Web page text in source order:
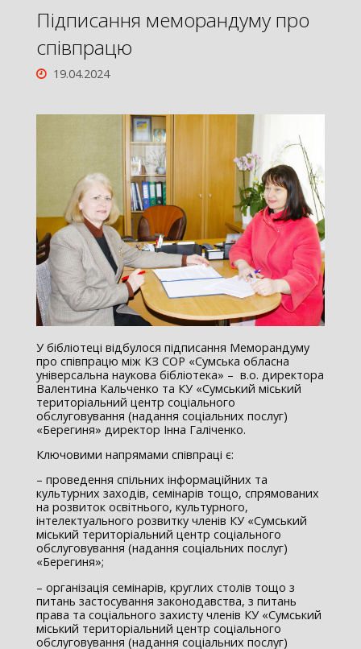
Підписання меморандуму про
співпрацю
19.04.2024
У бібліотеці відбулося підписання Меморандуму
про співпрацю між КЗ СОР «Сумська обласна
універсальна наукова бібліотека» – в.о. директора
Валентина Кальченко та КУ «Сумський міський
територіальний центр соціального
обслуговування (надання соціальних послуг)
«Берегиня» директор Інна Галіченко.
Ключовими напрямами співпраці є:
– проведення спільних інформаційних та
культурних заходів, семінарів тощо, спрямованих
на розвиток освітнього, культурного,
інтелектуального розвитку членів КУ «Сумський
міський територіальний центр соціального
обслуговування (надання соціальних послуг)
«Берегиня»;
– організація семінарів, круглих столів тощо з
питань застосування законодавства, з питань
права та соціального захисту членів КУ «Сумський
міський територіальний центр соціального
обслуговування (надання соціальних послуг)